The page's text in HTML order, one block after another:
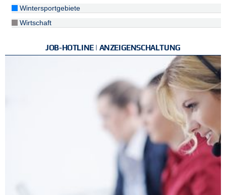
Wintersportgebiete
Wirtschaft
JOB-HOTLINE | ANZEIGENSCHALTUNG